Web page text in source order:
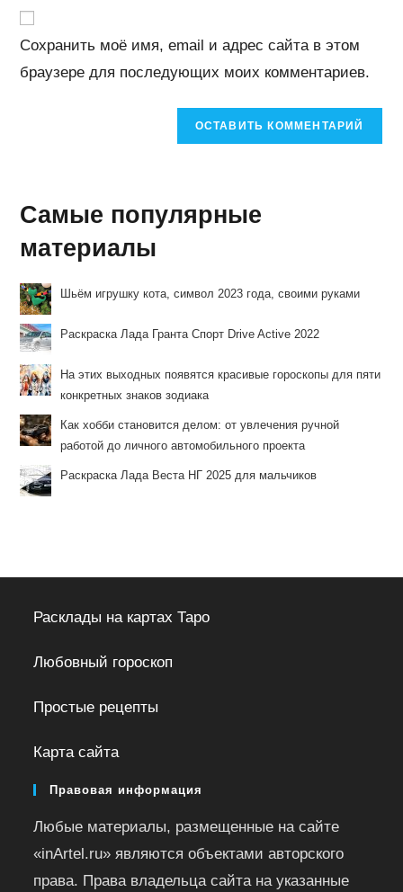
прокомментировать
веб-
сайта
(необязательно)
Сохранить моё имя, email и адрес сайта в этом
браузере для последующих моих комментариев.
Самые популярные
материалы
Шьём игрушку кота, символ 2023 года, своими руками
Раскраска Лада Гранта Спорт Drive Active 2022
На этих выходных появятся красивые гороскопы для пяти
конкретных знаков зодиака
Как хобби становится делом: от увлечения ручной
работой до личного автомобильного проекта
Раскраска Лада Веста НГ 2025 для мальчиков
Расклады на картах Таро
Любовный гороскоп
Простые рецепты
Карта сайта
Правовая информация
Любые материалы, размещенные на сайте
«inArtel.ru» являются объектами авторского
права. Права владельца сайта на указанные